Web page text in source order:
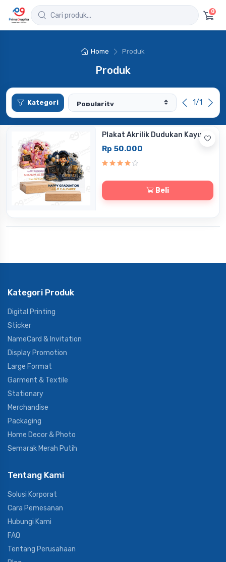
0
Home Produk
Produk
Kategori 1/1
Plakat Akrilik Dudukan Kayu
Rp 50.000
Beli
Kategori Produk
Digital Printing
Sticker
NameCard & Invitation
Display Promotion
Large Format
Garment & Textile
Stationary
Merchandise
Packaging
Home Decor & Photo
Semarak Merah Putih
Tentang Kami
Solusi Korporat
Cara Pemesanan
Hubungi Kami
FAQ
Tentang Perusahaan